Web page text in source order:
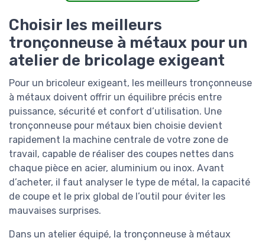
Choisir les meilleurs
tronçonneuse à métaux pour un
atelier de bricolage exigeant
Pour un bricoleur exigeant, les meilleurs tronçonneuse
à métaux doivent offrir un équilibre précis entre
puissance, sécurité et confort d’utilisation. Une
tronçonneuse pour métaux bien choisie devient
rapidement la machine centrale de votre zone de
travail, capable de réaliser des coupes nettes dans
chaque pièce en acier, aluminium ou inox. Avant
d’acheter, il faut analyser le type de métal, la capacité
de coupe et le prix global de l’outil pour éviter les
mauvaises surprises.
Dans un atelier équipé, la tronçonneuse à métaux